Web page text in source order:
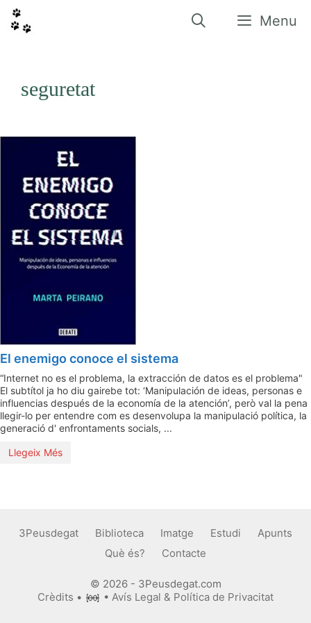
contingut
Menu
seguretat
El enemigo conoce el sistema
“Internet no es el problema, la extracción de datos es el problema"
El subtítol ja ho diu gairebe tot: ‘Manipulación de ideas, personas e
influencias después de la economía de la atención’, però val la pena
llegir-lo per entendre com es desenvolupa la manipulació política, la
generació d' enfrontaments socials, ...
Llegeix Més
3Peusdegat Biblioteca Imatge Estudi
Apunts
Què és?
Contacte
© 2026 - 3Peusdegat.com
Crèdits • •Avís Legal & Política de Privacitat